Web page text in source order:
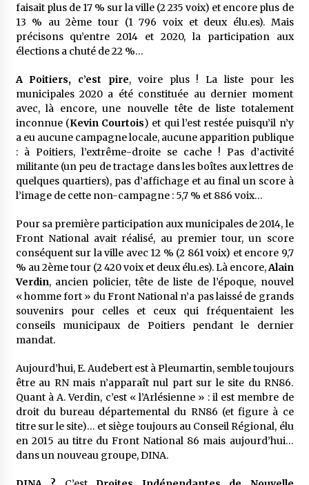
faisait plus de 17 % sur la ville (2 235 voix) et encore plus de
13 % au 2ème tour (1 796 voix et deux élu.es). Mais
précisons qu’entre 2014 et 2020, la participation aux
élections a chuté de 22 %…
A Poitiers, c’est pire, voire plus ! La liste pour les
municipales 2020 a été constituée au dernier moment
avec, là encore, une nouvelle tête de liste totalement
inconnue (Kevin Courtois) et qui l’est restée puisqu’il n’y
a eu aucune campagne locale, aucune apparition publique
: à Poitiers, l’extrême-droite se cache ! Pas d’activité
militante (un peu de tractage dans les boîtes aux lettres de
quelques quartiers), pas d’affichage et au final un score à
l’image de cette non-campagne : 5,7 % et 886 voix…
Pour sa première participation aux municipales de 2014, le
Front National avait réalisé, au premier tour, un score
conséquent sur la ville avec 12 % (2 861 voix) et encore 9,7
% au 2ème tour (2 420 voix et deux élu.es). Là encore,Alain
Verdin, ancien policier, tête de liste de l’époque, nouvel
« homme fort » du Front National n’a pas laissé de grands
souvenirs pour celles et ceux qui fréquentaient les
conseils municipaux de Poitiers pendant le dernier
mandat.
Aujourd’hui, E. Audebert est à Pleumartin, semble toujours
être au RN mais n’apparaît nul part sur le site du RN86.
Quant à A. Verdin, c’est « l’Arlésienne » : il est membre de
droit du bureau départemental du RN86 (et figure à ce
titre sur le site)… et siège toujours au Conseil Régional, élu
en 2015 au titre du Front National 86 mais aujourd’hui…
dans un nouveau groupe, DINA.